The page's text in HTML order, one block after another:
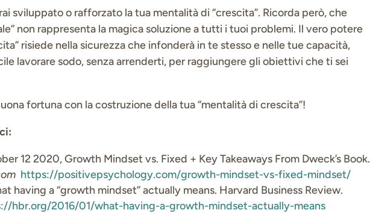
sviluppato o rafforzato la tua mentalità di “crescita”. Ricorda però, che
non rappresenta la magica soluzione a tutti i tuoi problemi. Il vero potere
risiede nella sicurezza che infonderà in te stesso e nelle tue capacità,
lavorare sodo, senza arrenderti, per raggiungere gli obiettivi che ti sei
fortuna con la costruzione della tua “mentalità di crescita”!
12 2020, Growth Mindset vs. Fixed + Key Takeaways From Dweck’s Book.
https://positivepsychology.com/growth-mindset-vs-fixed-mindset/
having a “growth mindset” actually means. Harvard Business Review.
hbr.org/2016/01/what-having-a-growth-mindset-actually-means